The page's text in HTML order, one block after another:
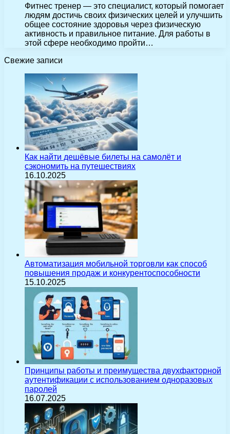
Фитнес тренер — это специалист, который помогает
людям достичь своих физических целей и улучшить
общее состояние здоровья через физическую
активность и правильное питание. Для работы в
этой сфере необходимо пройти…
Свежие записи
Как найти дешёвые билеты на самолёт и
сэкономить на путешествиях
16.10.2025
Автоматизация мобильной торговли как способ
повышения продаж и конкурентоспособности
15.10.2025
Принципы работы и преимущества двухфакторной
аутентификации с использованием одноразовых
паролей
16.07.2025